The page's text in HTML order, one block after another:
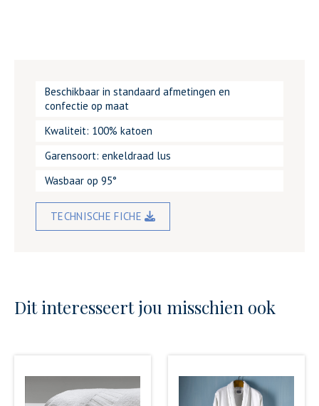
Beschikbaar in standaard afmetingen en
confectie op maat
Kwaliteit: 100% katoen
Garensoort: enkeldraad lus
Wasbaar op 95°
TECHNISCHE FICHE
Dit interesseert jou misschien ook